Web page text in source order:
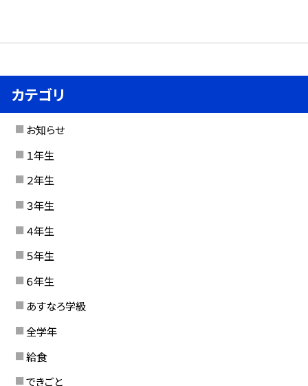
カテゴリ
お知らせ
１年生
２年生
３年生
４年生
５年生
６年生
あすなろ学級
全学年
給食
できごと